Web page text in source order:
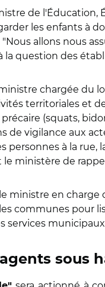
de l'Éducation,
les enfants à
allons nous
la question des
chargée du
territoriales et
(squats,
de vigilance aux
personnes à la
ministère de
ministre en charge
communes pour
services
sous